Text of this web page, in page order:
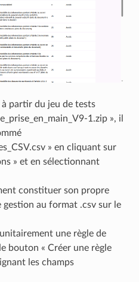
partir du jeu de tests
1.zip », il
» en cliquant sur
» et en sélectionnant
constituer son propre
gestion au format .csv sur le
une règle de
bouton « Créer une règle
les champs